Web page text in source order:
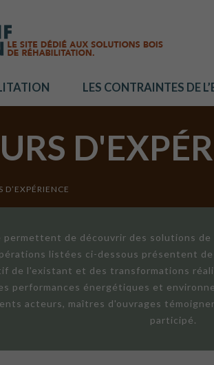
LES CONTRAINTES DE
D’EXPÉRIENCE
permettent de découvrir des solutions
listées ci-dessous présentent
de l'existant et des transformations
performances énergétiques et
acteurs, maîtres d'ouvrages
participé.